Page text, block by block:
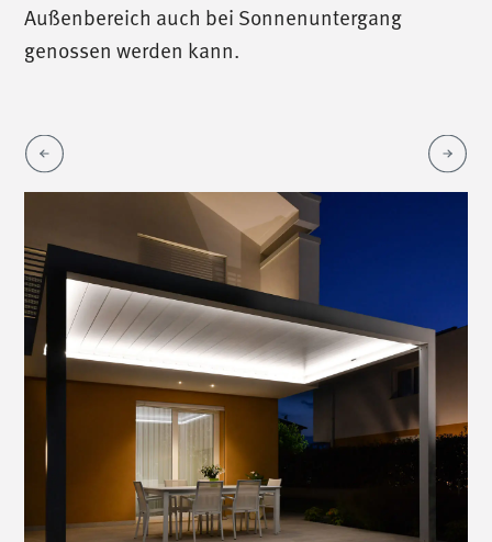
Außenbereich auch bei Sonnenuntergang
genossen werden kann.